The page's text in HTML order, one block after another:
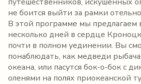
не боится выйти за рамки
В этой программе мы предлагаем
несколько дней в сердце
почти в полном уединении. Вы
понаблюдать, как медведи
океана, или пасутся бок-о-бок с
оленями на полях приокеанской